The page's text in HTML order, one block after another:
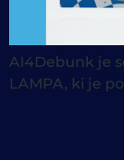
AI4Debunk je
LAMPA, ki je